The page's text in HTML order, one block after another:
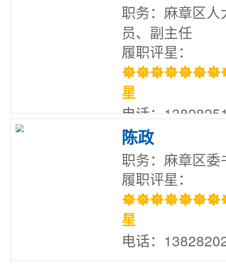
职务：麻章区人
员、副主任
履职评星：
星
电话：
陈政
职务：麻章区委
履职评星：
星
电话：